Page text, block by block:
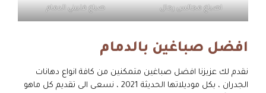
اصباغ مجالس رجال صباغ فلبيني الدمام
افضل صباغين بالدمام
نقدم لك عزيزنا افضل صباغين متمكنين من كافة انواع دهانات
الجدران ، بكل موديلاتها الحديثة 2021 ، نسعى الى تقديم كل ماهو